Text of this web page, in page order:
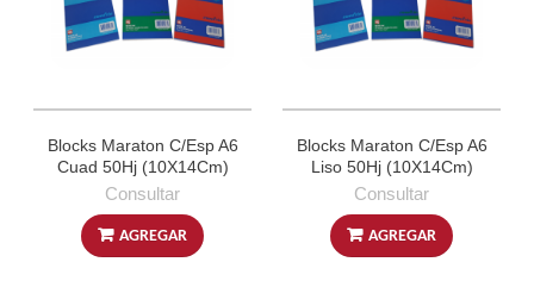
Blocks Maraton C/Esp A6
Cuad 50Hj (10X14Cm)
Consultar
AGREGAR
Blocks Maraton C/Esp A6
Liso 50Hj (10X14Cm)
Consultar
AGREGAR